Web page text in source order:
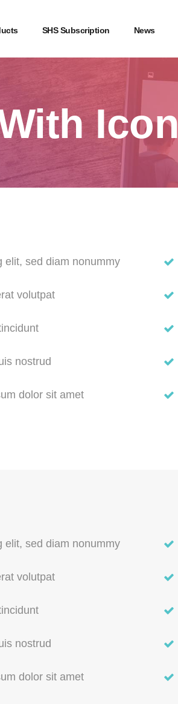
SHS Subscription News
Icon
elit, sed diam nonummy
volutpat
nostrud
dolor sit amet
elit, sed diam nonummy
volutpat
nostrud
dolor sit amet